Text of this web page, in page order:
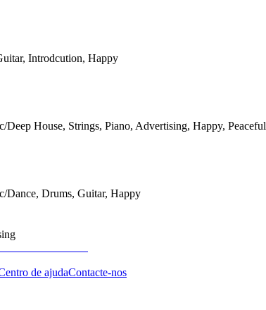
Introdcution, Happy
Deep House, Strings, Piano, Advertising, Happy, Peaceful
Dance, Drums, Guitar, Happy
de ajudaContacte-nos